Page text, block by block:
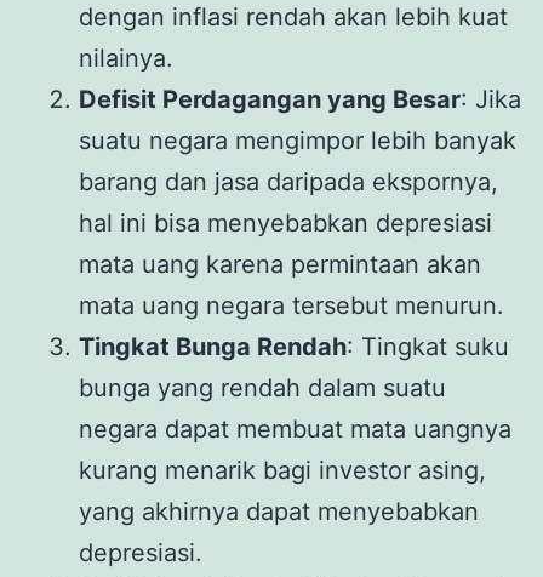
dengan inflasi rendah akan lebih kuat
nilainya.
Defisit Perdagangan yang Besar: Jika
suatu negara mengimpor lebih banyak
barang dan jasa daripada ekspornya,
hal ini bisa menyebabkan depresiasi
mata uang karena permintaan akan
mata uang negara tersebut menurun.
Tingkat Bunga Rendah: Tingkat suku
bunga yang rendah dalam suatu
negara dapat membuat mata uangnya
kurang menarik bagi investor asing,
yang akhirnya dapat menyebabkan
depresiasi.